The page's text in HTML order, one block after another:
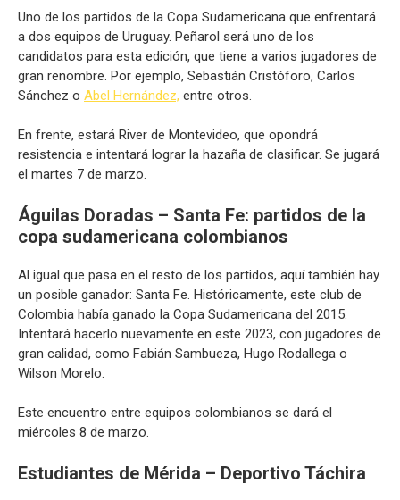
Uno de los partidos de la Copa Sudamericana que enfrentará
a dos equipos de Uruguay. Peñarol será uno de los
candidatos para esta edición, que tiene a varios jugadores de
gran renombre. Por ejemplo, Sebastián Cristóforo, Carlos
Sánchez o Abel Hernández, entre otros.
En frente, estará River de Montevideo, que opondrá
resistencia e intentará lograr la hazaña de clasificar. Se jugará
el martes 7 de marzo.
Águilas Doradas – Santa Fe: partidos de la
copa sudamericana colombianos
Al igual que pasa en el resto de los partidos, aquí también hay
un posible ganador: Santa Fe. Históricamente, este club de
Colombia había ganado la Copa Sudamericana del 2015.
Intentará hacerlo nuevamente en este 2023, con jugadores de
gran calidad, como Fabián Sambueza, Hugo Rodallega o
Wilson Morelo.
Este encuentro entre equipos colombianos se dará el
miércoles 8 de marzo.
Estudiantes de Mérida – Deportivo Táchira